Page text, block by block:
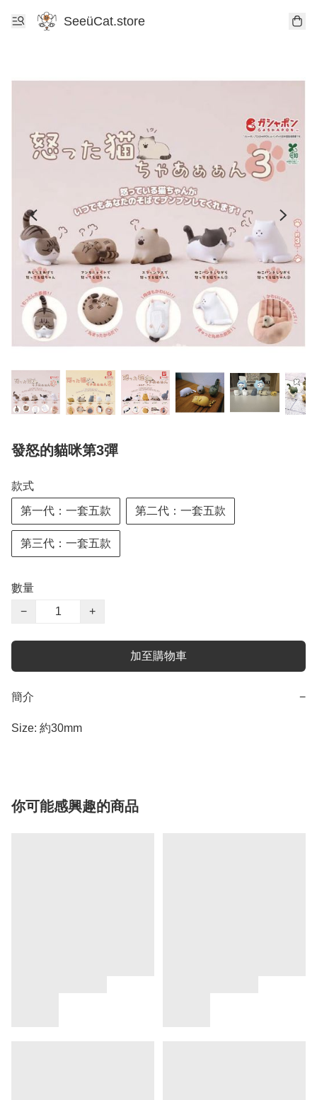
SeeüCat.store
發怒的貓咪第3彈
款式
第一代：一套五款 第二代：一套五款
第三代：一套五款
數量
−
+
加至購物車
簡介 −
Size: 約30mm
你可能感興趣的商品